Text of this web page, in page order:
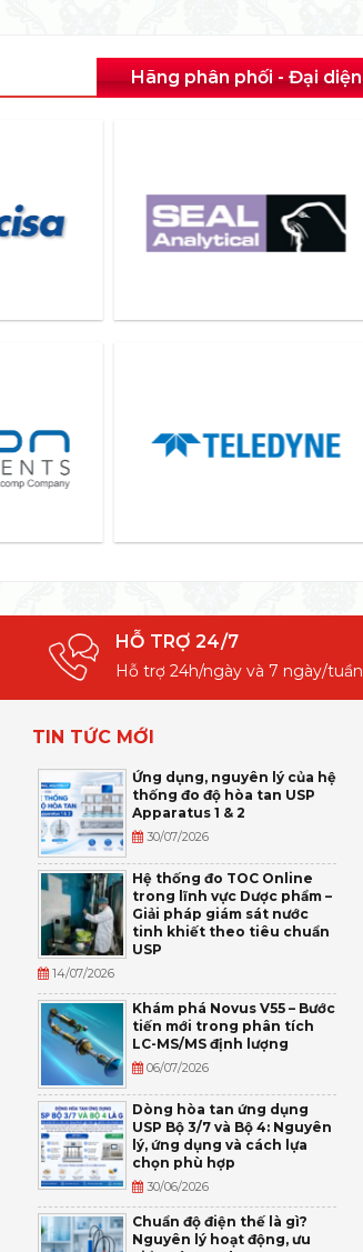
Hãng phân phối - Đại diện
HỖ TRỢ 24/7
Hỗ trợ 24h/ngày và 7 ngày/tuần
TIN TỨC MỚI
Ứng dụng, nguyên lý của hệ
thống đo độ hòa tan USP
Apparatus 1 & 2
30/07/2026
Hệ thống đo TOC Online
trong lĩnh vực Dược phẩm –
Giải pháp giám sát nước
tinh khiết theo tiêu chuẩn
USP
14/07/2026
Khám phá Novus V55 – Bước
tiến mới trong phân tích
LC-MS/MS định lượng
06/07/2026
Dòng hòa tan ứng dụng
USP Bộ 3/7 và Bộ 4: Nguyên
lý, ứng dụng và cách lựa
chọn phù hợp
30/06/2026
Chuẩn độ điện thế là gì?
Nguyên lý hoạt động, ưu